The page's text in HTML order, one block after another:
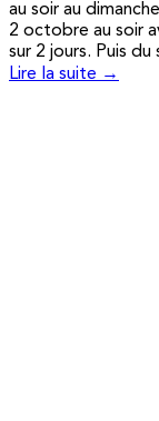
au soir au
2 octobre au soir
sur 2 jours. Puis
Lire la suite →